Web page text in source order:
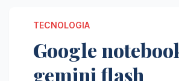
TECNOLOGIA
Google
gemini flash